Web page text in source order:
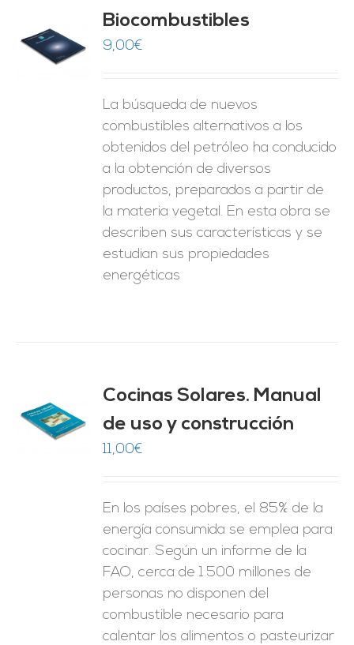
Biocombustibles
9,00€
La búsqueda de nuevos
combustibles alternativos a los
obtenidos del petróleo ha conducido
a la obtención de diversos
productos, preparados a partir de
la materia vegetal. En esta obra se
describen sus características y se
estudian sus propiedades
energéticas
Cocinas Solares. Manual
de uso y construcción
11,00€
En los países pobres, el 85% de la
energía consumida se emplea para
cocinar. Según un informe de la
FAO, cerca de 1.500 millones de
personas no disponen del
combustible necesario para
calentar los alimentos o pasteurizar